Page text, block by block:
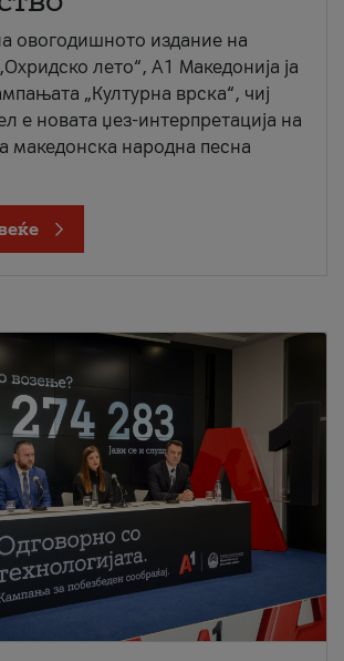
овогодишното издание на
лето“, А1 Македонија ја
„Културна врска“, чиј
е новата џез-интерпретација на
македонска народна песна